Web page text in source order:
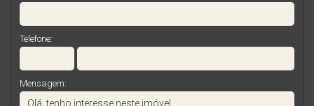
Telefone:
Mensagem: